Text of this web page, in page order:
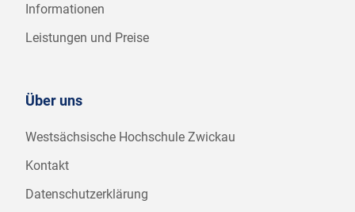
Informationen
Leistungen und Preise
Über uns
Westsächsische Hochschule Zwickau
Kontakt
Datenschutzerklärung